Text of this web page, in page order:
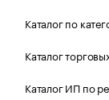
Каталог по
Каталог
Каталог ИП по